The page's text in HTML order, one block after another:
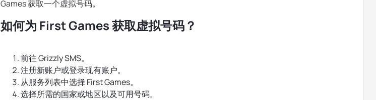
Games 获取一个虚拟号码。
如何为 First Games 获取虚拟号码？
前往 Grizzly SMS。
注册新账户或登录现有账户。
从服务列表中选择 First Games。
选择所需的国家或地区以及可用号码。